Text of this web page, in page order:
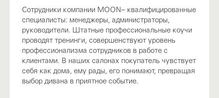
Сотрудники компании MOON– квалифицированные
специалисты: менеджеры, администраторы,
руководители. Штатные профессиональные коучи
проводят тренинги, совершенствуют уровень
профессионализма сотрудников в работе с
клиентами. В наших салонах покупатель чувствует
себя как дома, ему рады, его понимают, превращая
выбор дивана в приятное событие.